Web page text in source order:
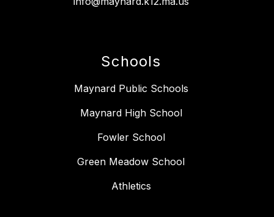
Schools
Maynard Public Schools
Maynard High School
Fowler School
Green Meadow School
Athletics